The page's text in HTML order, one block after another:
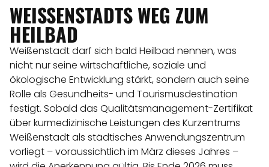
WEISSENSTADTS WEG ZUM H
EILBAD
Weißenstadt darf sich bald Heilbad nennen, was
nicht nur seine wirtschaftliche, soziale und
ökologische Entwicklung stärkt, sondern auch seine
Rolle als Gesundheits- und Tourismusdestination
festigt. Sobald das Qualitätsmanagement-Zertifikat
über kurmedizinische Leistungen des Kurzentrums
Weißenstadt als städtisches Anwendungszentrum
vorliegt – voraussichtlich im März dieses Jahres –